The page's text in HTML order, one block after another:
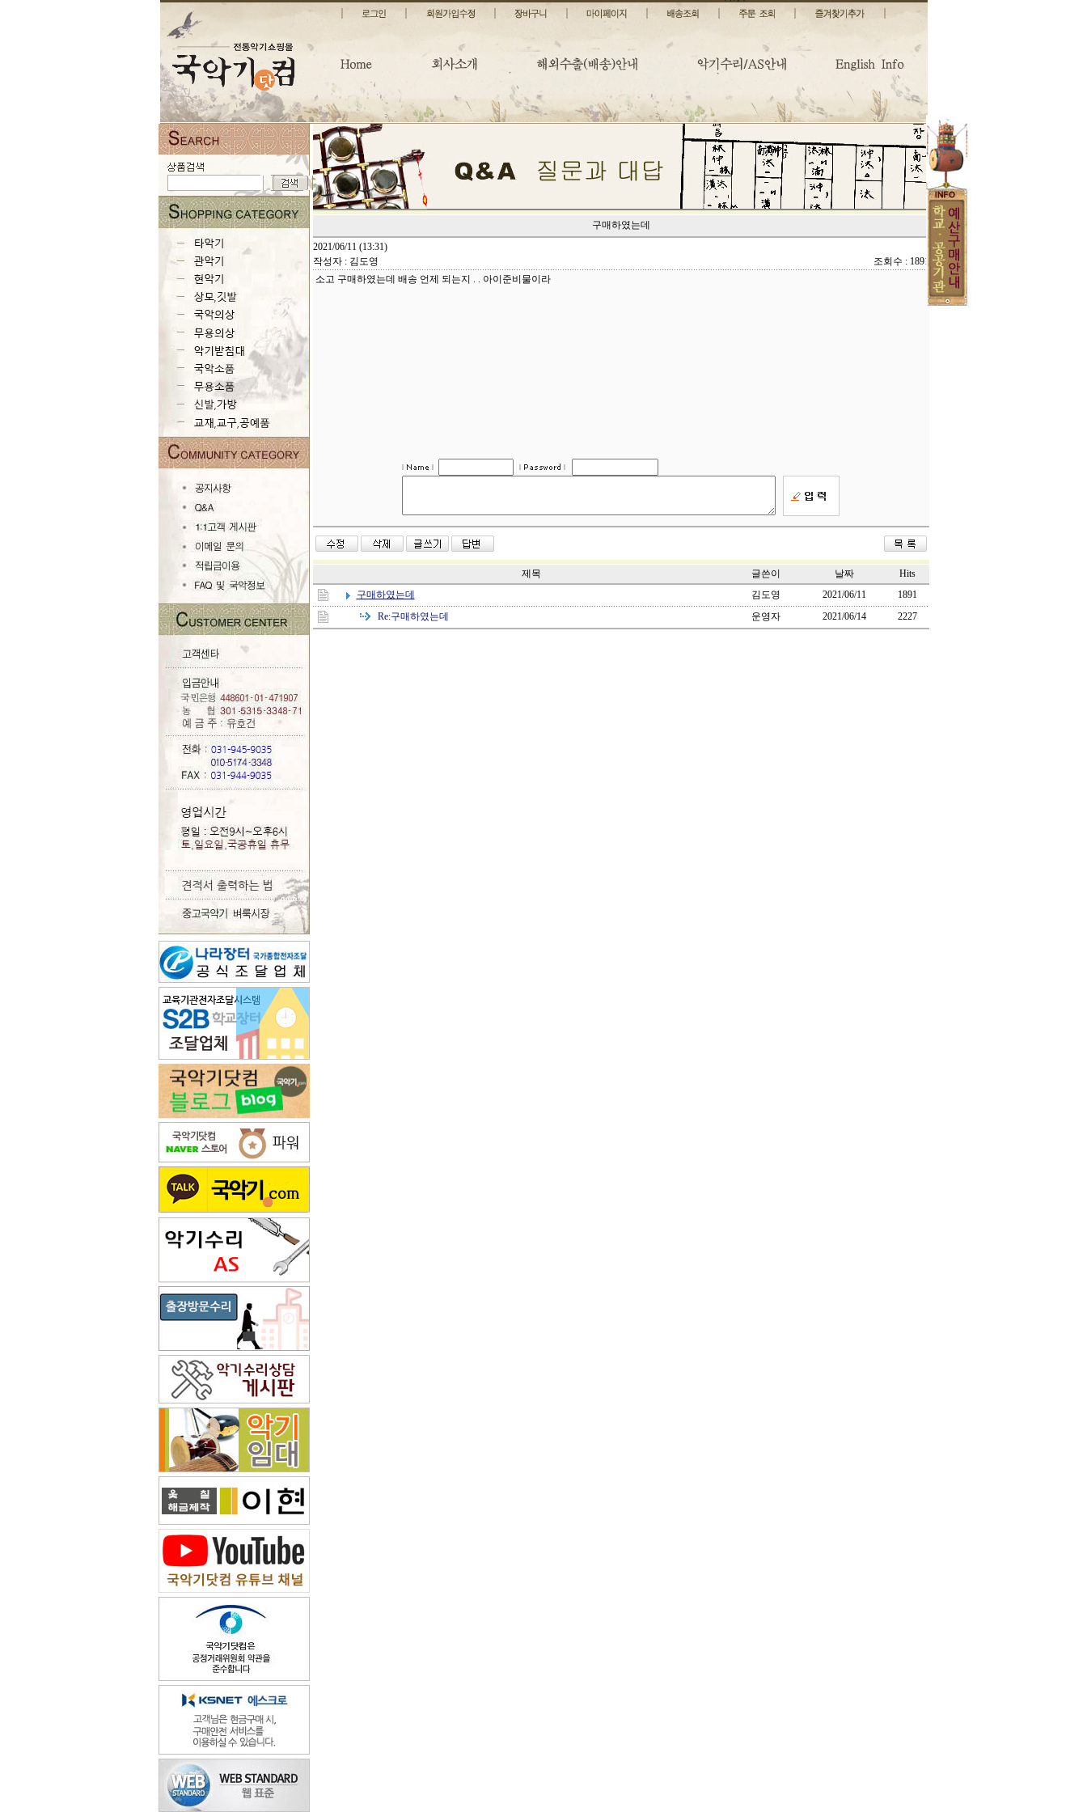
구매하였는데
2021/06/11 (13:31)
작성자 : 김도영
조회수 : 1891
소고 구매하였는데 배송 언제 되는지 . . 아이준비물이라
제목 글쓴이 날짜
Hits
구매하였는데
김도영 2021/06/11
1891
Re:구매하였는데 운영자 2021/06/14 2227